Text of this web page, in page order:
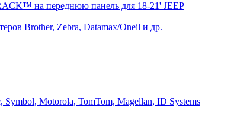
на переднюю панель для 18-21' JEEP
Brother, Zebra, Datamax/Oneil и др.
Motorola, TomTom, Magellan, ID Systems